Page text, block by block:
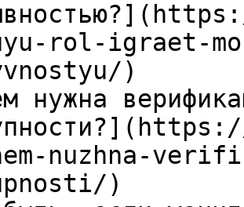
rol-igraet-
)
нужна
nuzhna-
)